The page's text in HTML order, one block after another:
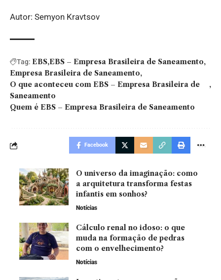
Autor: Semyon Kravtsov
Tag: EBS EBS – Empresa Brasileira de Saneamento
Empresa Brasileira de Saneamento
O que aconteceu com EBS – Empresa Brasileira de
Saneamento
Quem é EBS – Empresa Brasileira de Saneamento
Facebook
O universo da imaginação: como
a arquitetura transforma festas
infantis em sonhos?
Notícias
Cálculo renal no idoso: o que
muda na formação de pedras
com o envelhecimento?
Notícias